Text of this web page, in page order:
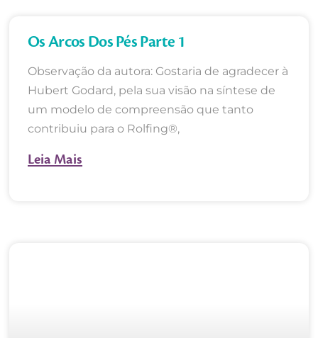
Os Arcos Dos Pés Parte 1
Observação da autora: Gostaria de agradecer à
Hubert Godard, pela sua visão na síntese de
um modelo de compreensão que tanto
contribuiu para o Rolfing®,
Leia Mais